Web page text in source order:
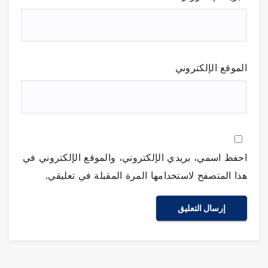
الموقع الإلكتروني
احفظ اسمي، بريدي الإلكتروني، والموقع الإلكتروني في
هذا المتصفح لاستخدامها المرة المقبلة في تعليقي.